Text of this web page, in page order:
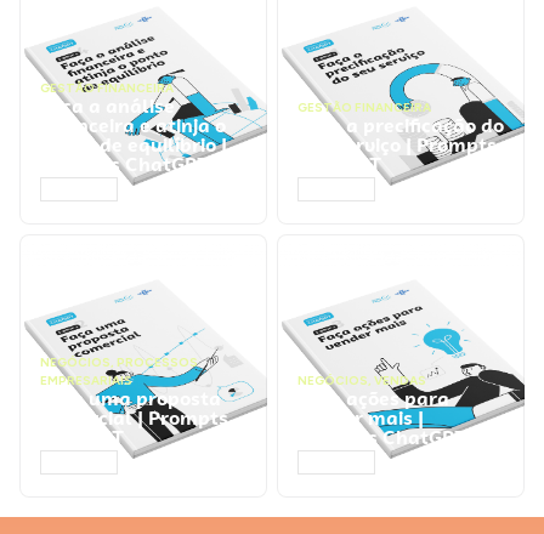
GESTÃO FINANCEIRA
Faça a análise
financeira e atinja o
ponto de equilíbrio |
Prompts ChatGPT
GESTÃO FINANCEIRA
Faça a precificação do
seu serviço | Prompts
ChatGPT
NEGÓCIOS, PROCESSOS
EMPRESARIAIS
Faça uma proposta
comercial | Prompts
ChatGPT
NEGÓCIOS, VENDAS
Faça ações para
vender mais |
Prompts ChatGPT